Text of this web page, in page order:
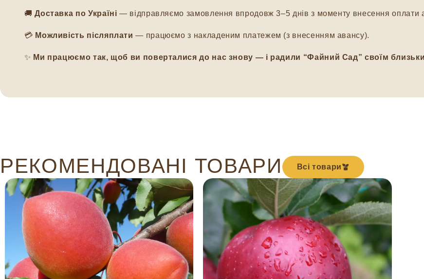
🚚Доставка по Україні — відправляємо замовлення впродовж 3–5 днів з моменту внесення оплати
💳 Можливість післяплати — працюємо з накладеним платежем (з внесенням авансу).
✨ Ми працюємо так, щоб ви поверталися до нас знову — і радили “Файний Сад” своїм
РЕКОМЕНДОВАНІ ТОВАРИ Всі товари